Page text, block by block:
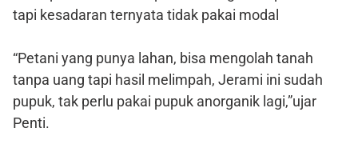
tapi kesadaran ternyata tidak pakai modal
“Petani yang punya lahan, bisa mengolah tanah
tanpa uang tapi hasil melimpah, Jerami ini sudah
pupuk, tak perlu pakai pupuk anorganik lagi,”ujar
Penti.